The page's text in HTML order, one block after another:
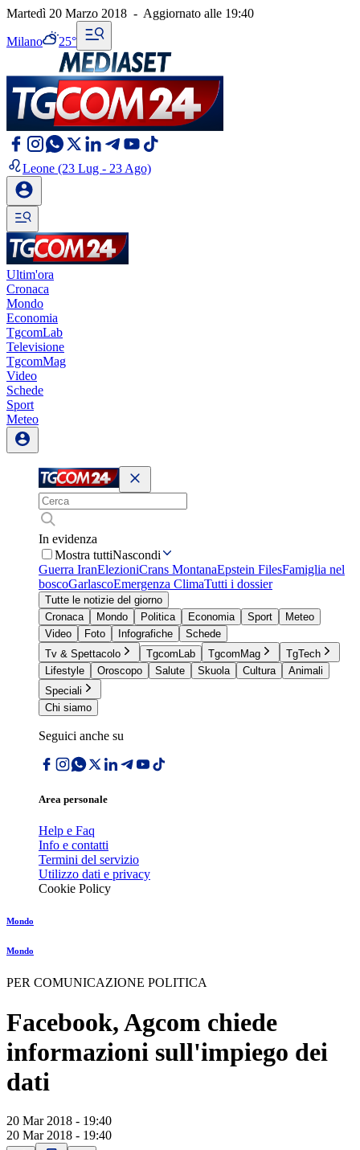
Martedì 20 Marzo 2018 - Aggiornato alle 19:40
Milano 25°
Leone (23 Lug - 23 Ago)
Ultim'ora
Cronaca
Mondo
Economia
TgcomLab
Televisione
TgcomMag
Video
Schede
Sport
Meteo
In evidenza
Mostra tuttiNascondi
Guerra IranElezioniCrans MontanaEpstein FilesFamiglia nel
boscoGarlascoEmergenza ClimaTutti i dossier
Tutte le notizie del giorno
Cronaca
Mondo Politica Economia Sport
Meteo
Video
Foto Infografiche
Schede
Tv & Spettacolo
TgcomLab TgcomMag
TgTech
Lifestyle
Oroscopo Salute Skuola Cultura
Animali
Speciali
Chi siamo
Seguici anche su
Area personale
Help e Faq
Info e contatti
Termini del servizio
Utilizzo dati e privacy
Cookie Policy
Mondo
Mondo
PER COMUNICAZIONE POLITICA
Facebook, Agcom chiede
informazioni sull'impiego dei
dati
20 Mar 2018 - 19:40
20 Mar 2018 - 19:40